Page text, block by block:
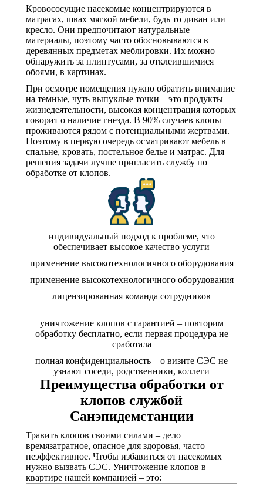
Кровососущие насекомые концентрируются в
матрасах, швах мягкой мебели, будь то диван или
кресло. Они предпочитают натуральные
материалы, поэтому часто обосновываются в
деревянных предметах меблировки. Их можно
обнаружить за плинтусами, за отклеившимися
обоями, в картинах.
При осмотре помещения нужно обратить внимание
на темные, чуть выпуклые точки – это продукты
жизнедеятельности, высокая концентрация которых
говорит о наличие гнезда. В 90% случаев клопы
проживаются рядом с потенциальными жертвами.
Поэтому в первую очередь осматривают мебель в
спальне, кровать, постельное белье и матрас. Для
решения задачи лучше пригласить службу по
обработке от клопов.
индивидуальный подход к проблеме, что
обеспечивает высокое качество услуги
применение высокотехнологичного оборудования
применение высокотехнологичного оборудования
лицензированная команда сотрудников
уничтожение клопов с гарантией – повторим
обработку бесплатно, если первая процедура не
сработала
полная конфиденциальность – о визите СЭС не
узнают соседи, родственники, коллеги
Преимущества обработки от
клопов службой
Санэпидемстанции
Травить клопов своими силами – дело
времязатратное, опасное для здоровья, часто
неэффективное. Чтобы избавиться от насекомых
нужно вызвать СЭС. Уничтожение клопов в
квартире нашей компанией – это: